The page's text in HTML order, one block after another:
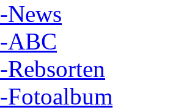
News
ABC
Fotoalbum